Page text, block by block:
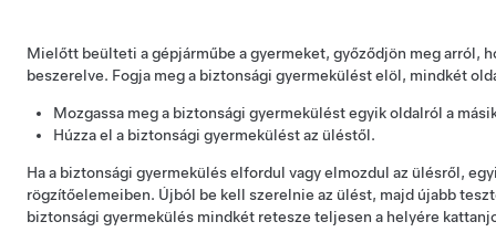
Mielőtt beülteti a gépjárműbe a gyermeket, győződjön meg arról,
beszerelve. Fogja meg a biztonsági gyermekülést elöl, mindkét
Mozgassa meg a biztonsági gyermekülést egyik oldalról a
Húzza el a biztonsági gyermekülést az üléstől.
Ha a biztonsági gyermekülés elfordul vagy elmozdul az ülésről,
rögzítőelemeiben. Újból be kell szerelnie az ülést, majd újabb
biztonsági gyermekülés mindkét retesze teljesen a helyére